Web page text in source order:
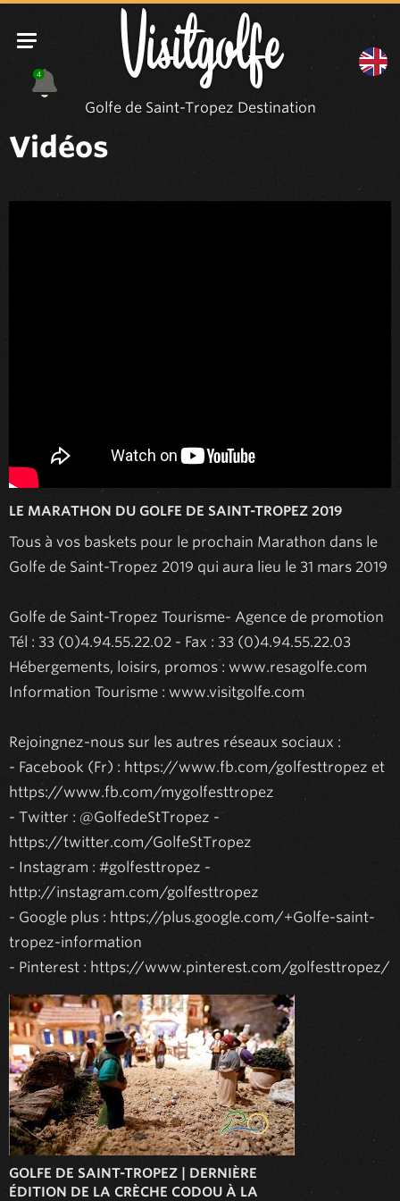
4 Visitgolfe
Golfe de Saint-Tropez Destination
Vidéos
LE MARATHON DU GOLFE DE SAINT-TROPEZ 2019
Tous à vos baskets pour le prochain Marathon dans le
Golfe de Saint-Tropez 2019 qui aura lieu le 31 mars 2019
Golfe de Saint-Tropez Tourisme- Agence de promotion
Tél : 33 (0)4.94.55.22.02 - Fax : 33 (0)4.94.55.22.03
Hébergements, loisirs, promos : www.resagolfe.com
Information Tourisme : www.visitgolfe.com
Rejoingnez-nous sur les autres réseaux sociaux :
- Facebook (Fr) : https://www.fb.com/golfesttropez et
https://www.fb.com/mygolfesttropez
- Twitter : @GolfedeStTropez -
https://twitter.com/GolfeStTropez
- Instagram : #golfesttropez -
http://instagram.com/golfesttropez
- Google plus : https://plus.google.com/+Golfe-saint-
tropez-information
- Pinterest : https://www.pinterest.com/golfesttropez/
GOLFE DE SAINT-TROPEZ | DERNIÈRE
ÉDITION DE LA CRÈCHE CODOU À LA